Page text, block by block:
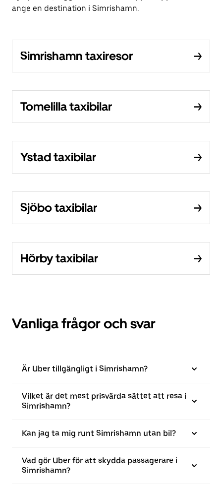
ange en destination i Simrishamn.
Simrishamn taxiresor
Tomelilla taxibilar
Ystad taxibilar
Sjöbo taxibilar
Hörby taxibilar
Vanliga frågor och svar
Är Uber tillgängligt i Simrishamn?
Vilket är det mest prisvärda sättet att resa i
Simrishamn?
Kan jag ta mig runt Simrishamn utan bil?
Vad gör Uber för att skydda passagerare i
Simrishamn?